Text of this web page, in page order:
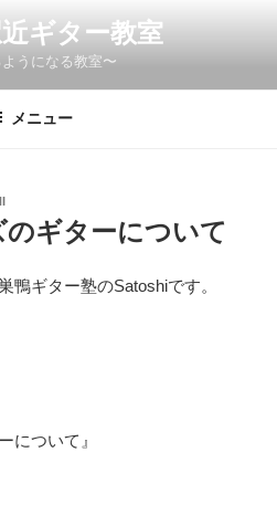
ギター教室
ようになる教室〜
メニュー
ギターについて
ギター塾のSatoshiです。
について』